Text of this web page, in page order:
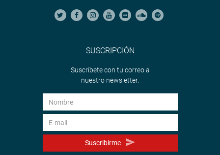
SUSCRIPCIÓN
Suscríbete con tu correo a
nuestro newsletter.
Suscribirme